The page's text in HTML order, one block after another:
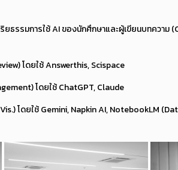
ยธรรมการใช้ AI ของนักศึกษาและผู้เขียนบทความ
โดยใช้ Answerthis, Scispace
โดยใช้ ChatGPT, Claude
โดยใช้ Gemini, Napkin AI, NotebookLM